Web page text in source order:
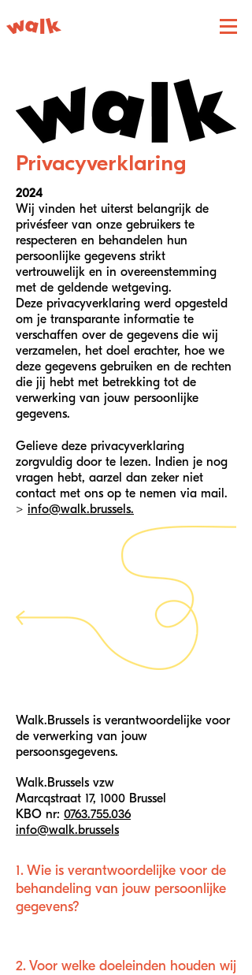
Privacyverklaring
2024
Wij vinden het uiterst belangrijk de
privésfeer van onze gebruikers te
respecteren en behandelen hun
persoonlijke gegevens strikt
vertrouwelijk en in overeenstemming
met de geldende wetgeving.
Deze privacyverklaring werd opgesteld
om je transparante informatie te
verschaffen over de gegevens die wij
verzamelen, het doel erachter, hoe we
deze gegevens gebruiken en de rechten
die jij hebt met betrekking tot de
verwerking van jouw persoonlijke
gegevens.
Gelieve deze privacyverklaring
zorgvuldig door te lezen. Indien je nog
vragen hebt, aarzel dan zeker niet
contact met ons op te nemen via mail.
> info@walk.brussels.
Walk.Brussels is verantwoordelijke voor
de verwerking van jouw
persoonsgegevens.
Walk.Brussels vzw
Marcqstraat 17, 1000 Brussel
KBO nr: 0763.755.036
info@walk.brussels
1. Wie is verantwoordelijke voor de
behandeling van jouw persoonlijke
gegevens?
2. Voor welke doeleinden houden wij